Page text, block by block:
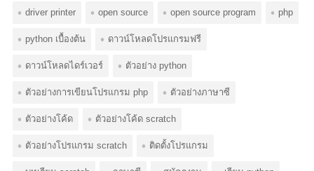
driver printer open source open source program php
python เบื้องต้น ดาวน์โหลดโปรแกรมฟรี
ดาวน์โหลดไดร์เวอร์ ตัวอย่าง python
ตัวอย่างการเขียนโปรแกรม php ตัวอย่างภาษาซี
ตัวอย่างโค้ด ตัวอย่างโค้ด scratch
ตัวอย่างโปรแกรม scratch ติดตั้งโปรแกรม